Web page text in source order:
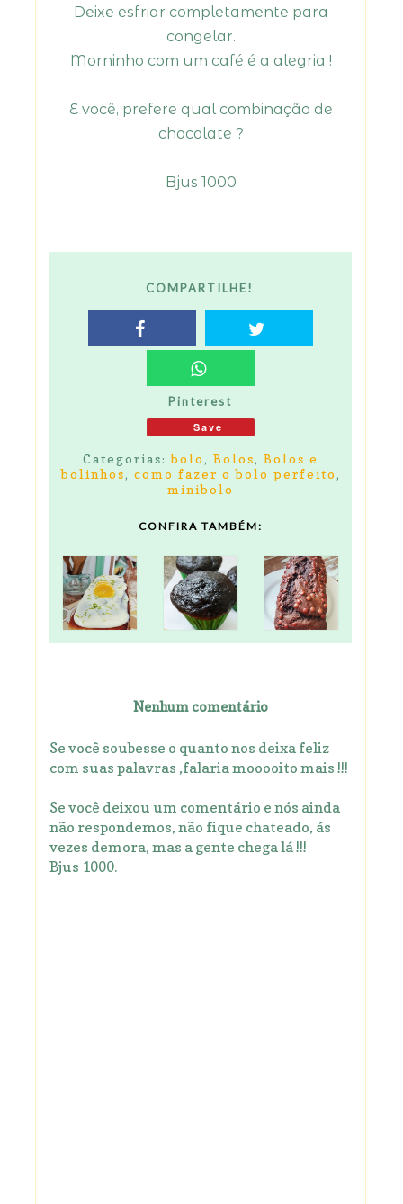
Deixe esfriar completamente para
congelar.
Morninho com um café é a alegria !
E você, prefere qual combinação de
chocolate ?
Bjus 1000
COMPARTILHE!
Pinterest
Save
Categorias:bolo , Bolos, Bolos e
bolinhos, como fazer o bolo perfeito ,
minibolo
CONFIRA TAMBÉM:
Nenhum comentário
Se você soubesse o quanto nos deixa feliz
com suas palavras ,falaria mooooito mais !!!
Se você deixou um comentário e nós ainda
não respondemos, não fique chateado, ás
vezes demora, mas a gente chega lá !!!
Bjus 1000.